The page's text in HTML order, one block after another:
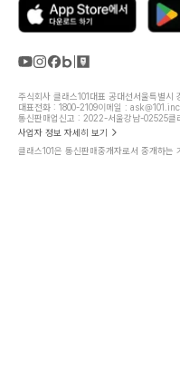
주식회사 클래스101대표 공대선서울특별시
대표전화 : 1800-2109이메일 : ask@101.inc
통신판매업신고 : 2022-서울강남-02525클
사업자 정보 자세히 보기
클래스101은 통신판매중개자로서 중개하는